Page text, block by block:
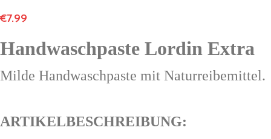
€7.99
Handwaschpaste Lordin Extra
Milde Handwaschpaste mit Naturreibemittel.
ARTIKELBESCHREIBUNG: